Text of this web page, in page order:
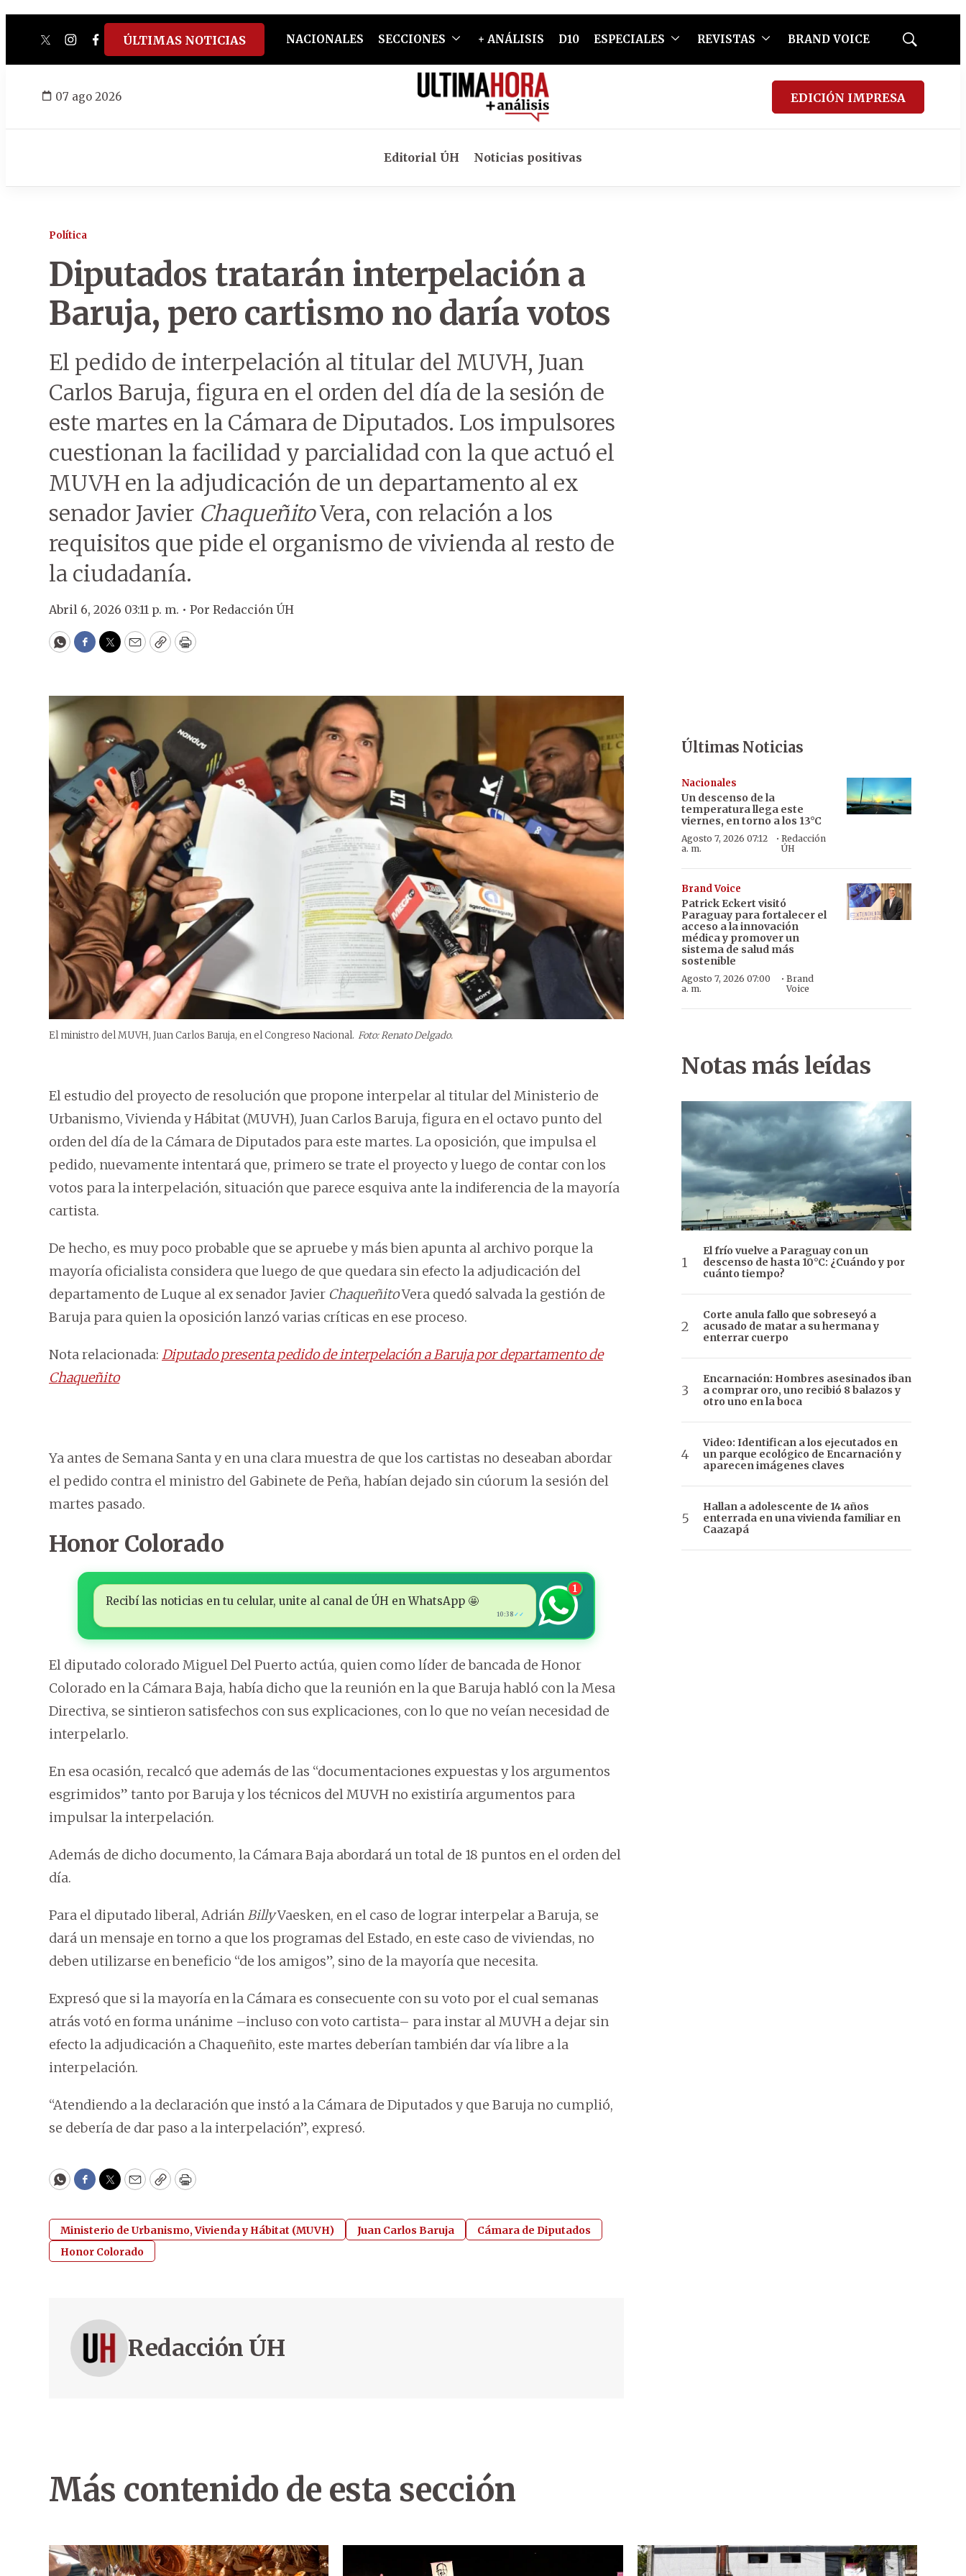
twitterinstagram
facebook
tiktokyoutube
spotify
ÚLTIMAS NOTICIAS NACIONALES SECCIONES + ANÁLISIS D10 ESPECIALES REVISTAS BRAND VOICE
Mostrar
07 ago 2026 EDICIÓN IMPRESA
Editorial ÚH Noticias positivas
Política
Diputados tratarán interpelación a
Baruja, pero cartismo no daría votos
El pedido de interpelación al titular del MUVH, Juan
Carlos Baruja, figura en el orden del día de la sesión de
este martes en la Cámara de Diputados. Los impulsores
cuestionan la facilidad y parcialidad con la que actuó el
MUVH en la adjudicación de un departamento al ex
senador Javier ChaqueñitoVera, con relación a los
requisitos que pide el organismo de vivienda al resto de
la ciudadanía.
Abril 6, 2026 03:11 p. m. • Por Redacción ÚH
WhatsApp
Facebook
Twitter
EmailCopyPrint
El ministro del MUVH, Juan Carlos Baruja, en el Congreso Nacional. Foto: Renato Delgado.
El estudio del proyecto de resolución que propone interpelar al titular del Ministerio de
Urbanismo, Vivienda y Hábitat (MUVH), Juan Carlos Baruja, figura en el octavo punto del
orden del día de la Cámara de Diputados para este martes. La oposición, que impulsa el
pedido, nuevamente intentará que, primero se trate el proyecto y luego de contar con los
votos para la interpelación, situación que parece esquiva ante la indiferencia de la mayoría
cartista.
De hecho, es muy poco probable que se apruebe y más bien apunta al archivo porque la
mayoría oficialista considera que luego de que quedara sin efecto la adjudicación del
departamento de Luque al ex senador Javier ChaqueñitoVera quedó salvada la gestión de
Baruja para quien la oposición lanzó varias críticas en ese proceso.
Nota relacionada: Diputado presenta pedido de interpelación a Baruja por departamento de
Chaqueñito
Ya antes de Semana Santa y en una clara muestra de que los cartistas no deseaban abordar
el pedido contra el ministro del Gabinete de Peña, habían dejado sin cúorum la sesión del
martes pasado.
Honor Colorado
Recibí las noticias en tu celular, unite al canal de ÚH en WhatsApp 🤩
10:38 ✓✓
1
El diputado colorado Miguel Del Puerto actúa, quien como líder de bancada de Honor
Colorado en la Cámara Baja, había dicho que la reunión en la que Baruja habló con la Mesa
Directiva, se sintieron satisfechos con sus explicaciones, con lo que no veían necesidad de
interpelarlo.
En esa ocasión, recalcó que además de las “documentaciones expuestas y los argumentos
esgrimidos” tanto por Baruja y los técnicos del MUVH no existiría argumentos para
impulsar la interpelación.
Además de dicho documento, la Cámara Baja abordará un total de 18 puntos en el orden del
día.
Para el diputado liberal, AdriánBillyVaesken, en el caso de lograr interpelar a Baruja, se
dará un mensaje en torno a que los programas del Estado, en este caso de viviendas, no
deben utilizarse en beneficio “de los amigos”, sino de la mayoría que necesita.
Expresó que si la mayoría en la Cámara es consecuente con su voto por el cual semanas
atrás votó en forma unánime –incluso con voto cartista– para instar al MUVH a dejar sin
efecto la adjudicación a Chaqueñito, este martes deberían también dar vía libre a la
interpelación.
“Atendiendo a la declaración que instó a la Cámara de Diputados y que Baruja no cumplió,
se debería de dar paso a la interpelación”, expresó.
WhatsApp
Facebook
Twitter
EmailCopyPrint
Ministerio de Urbanismo, Vivienda y Hábitat (MUVH) Juan Carlos Baruja
Cámara de Diputados
Honor Colorado
Redacción ÚH
Últimas Noticias
Nacionales
Un descenso de la
temperatura llega este
viernes, en torno a los 13°C
Agosto 7, 2026 07:12
a. m.
· Redacción
ÚH
Brand Voice
Patrick Eckert visitó
Paraguay para fortalecer el
acceso a la innovación
médica y promover un
sistema de salud más
sostenible
Agosto 7, 2026 07:00
a. m.
· Brand
Voice
Notas más leídas
El frío vuelve a Paraguay con un
descenso de hasta 10°C: ¿Cuándo y por
cuánto tiempo?
Corte anula fallo que sobreseyó a
acusado de matar a su hermana y
enterrar cuerpo
Encarnación: Hombres asesinados iban
a comprar oro, uno recibió 8 balazos y
otro uno en la boca
Video: Identifican a los ejecutados en
un parque ecológico de Encarnación y
aparecen imágenes claves
Hallan a adolescente de 14 años
enterrada en una vivienda familiar en
Caazapá
Más contenido de esta sección